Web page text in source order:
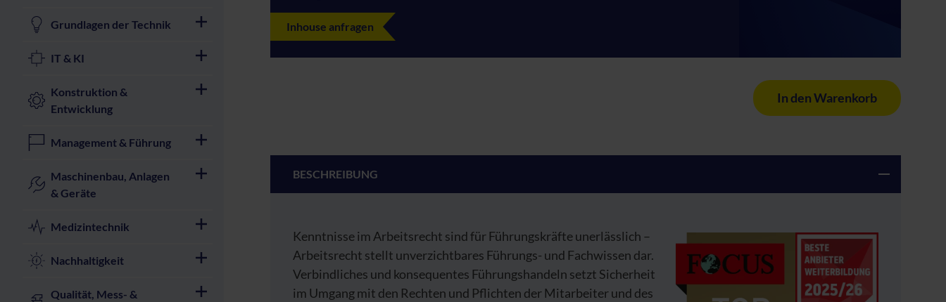
Grundlagen der Technik
IT & KI
Konstruktion &
Entwicklung
Management & Führung
Maschinenbau, Anlagen
& Geräte
Medizintechnik
Nachhaltigkeit
Qualität, Mess- &
Inhouse anfragen
In den Warenkorb
BESCHREIBUNG
Kenntnisse im Arbeitsrecht sind für Führungskräfte unerlässlich –
Arbeitsrecht stellt unverzichtbares Führungs- und Fachwissen dar.
Verbindliches und konsequentes Führungshandeln setzt Sicherheit
im Umgang mit den Rechten und Pflichten der Mitarbeiter und des